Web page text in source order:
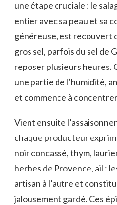
une étape cruciale : le
entier avec sa peau et sa
généreuse, est recouvert
gros sel, parfois du sel de
reposer plusieurs heures.
une partie de l’humidité,
et commence à
Vient ensuite
chaque producteur
noir concassé, thym,
herbes de Provence, ail :
artisan à l’autre et
jalousement gardé. Ces